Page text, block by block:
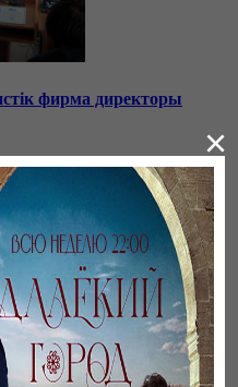
фирма директоры
×